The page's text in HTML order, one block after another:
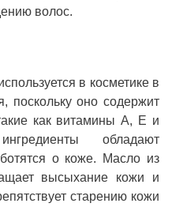
волос.
в косметике в
поскольку оно содержит
как витамины А, Е и
обладают
о коже. Масло из
высыхание кожи и
старению кожи